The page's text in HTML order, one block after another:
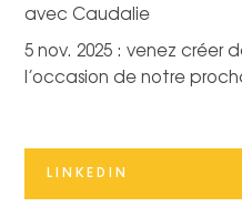
avec Caudalie
5 nov. 2025 : venez créer
l’occasion de notre
LINKEDIN